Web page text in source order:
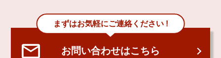
まずはお気軽にご連絡ください !
お問い合わせはこちら